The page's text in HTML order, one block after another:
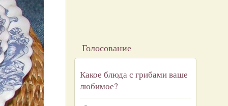
Голосование
Какое блюда с грибами ваше
любимое?